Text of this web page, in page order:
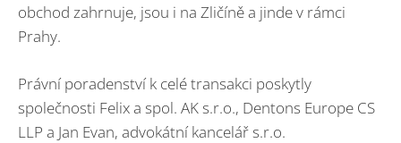
obchod zahrnuje, jsou i na Zličíně a jinde v rámci
Prahy.
Právní poradenství k celé transakci poskytly
společnosti Felix a spol. AK s.r.o., Dentons Europe CS
LLP a Jan Evan, advokátní kancelář s.r.o.